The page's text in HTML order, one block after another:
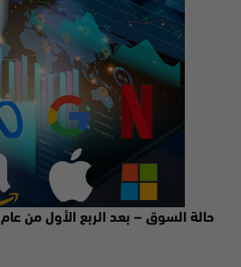
حالة السوق – بعد الربع الأول من عام 2023